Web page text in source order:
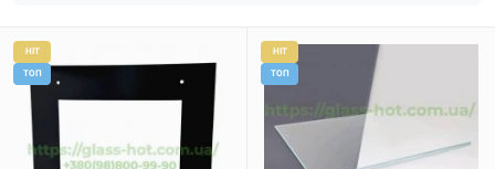
HIT
ТОП
HIT
ТОП